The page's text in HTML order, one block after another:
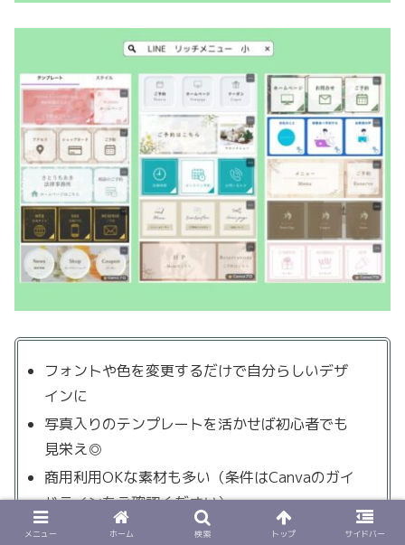
フォントや色を変更するだけで自分らしいデザ
インに
写真入りのテンプレートを活かせば初心者でも
見栄え◎
商用利用OKな素材も多い（条件はCanvaのガイ
ドラインをご確認ください）
メニュー ホーム 検索 トップ サイドバー